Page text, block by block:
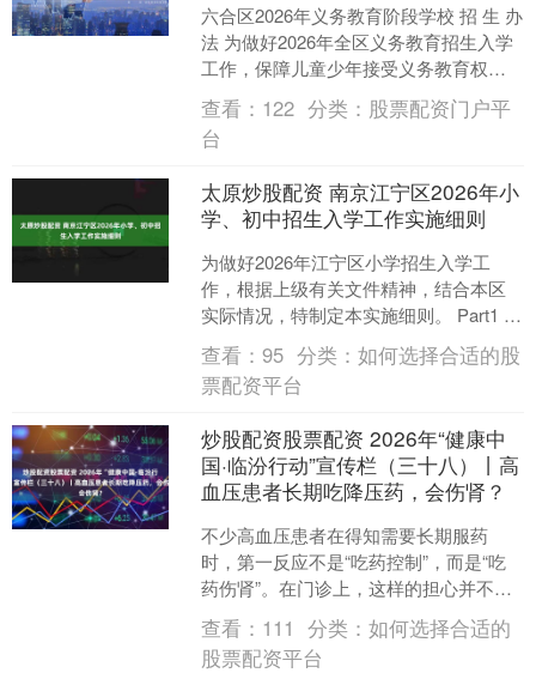
六合区2026年义务教育阶段学校 招 生 办
法 为做好2026年全区义务教育招生入学
工作，保障儿童少年接受义务教育权
利，促进教育公平，维护良好教育生
态，不断提....
查看： 122 分类： 股票配资门户平
台
太原炒股配资 南京江宁区2026年小
学、初中招生入学工作实施细则
为做好2026年江宁区小学招生入学工
作，根据上级有关文件精神，结合本区
实际情况，特制定本实施细则。 Part1 入
学条件 儿童需年满六周岁，即于2019年9
月1....
查看：95 分类：如何选择合适的股
票配资平台
炒股配资股票配资 2026年“健康中
国·临汾行动”宣传栏（三十八）丨高
血压患者长期吃降压药，会伤肾？
不少高血压患者在得知需要长期服药
时，第一反应不是“吃药控制”，而是“吃
药伤肾”。在门诊上，这样的担心并不鲜
见——“医生，我这个药是不是吃久了肾
会坏？”“是不是等....
查看： 111 分类：如何选择合适的
股票配资平台